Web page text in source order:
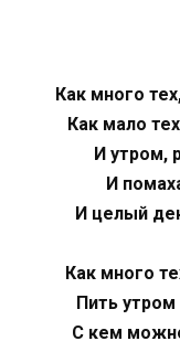
Как много
Как мало
И утром,
И
И целый
Как много
Пить
С кем